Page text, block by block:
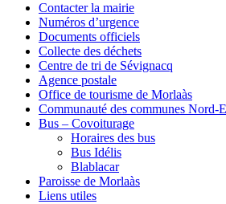
Contacter la mairie
Numéros d’urgence
Documents officiels
Collecte des déchets
Centre de tri de Sévignacq
Agence postale
Office de tourisme de Morlaàs
Communauté des communes Nord-
Bus – Covoiturage
Horaires des bus
Bus Idélis
Blablacar
Paroisse de Morlaàs
Liens utiles